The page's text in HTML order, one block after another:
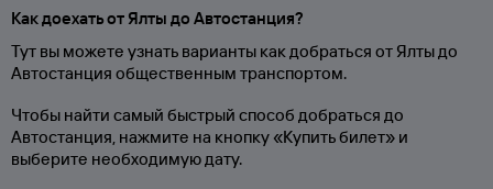
Как доехать от Ялты до Автостанция?
Тут вы можете узнать варианты как добраться от Ялты до
Автостанция общественным транспортом.
Чтобы найти самый быстрый способ добраться до
Автостанция, нажмите на кнопку «Купить билет» и
выберите необходимую дату.